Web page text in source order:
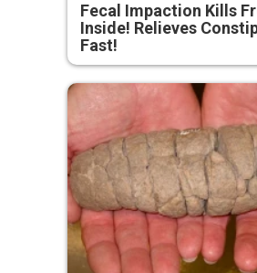
Fecal Impaction Kills
Inside! Relieves
Fast!